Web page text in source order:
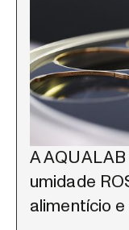
A
umidade
alimentício